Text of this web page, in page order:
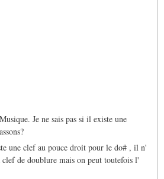
Je ne sais pas si il existe une
une clef au pouce droit pour le do# , il n'
de doublure mais on peut toutefois l'